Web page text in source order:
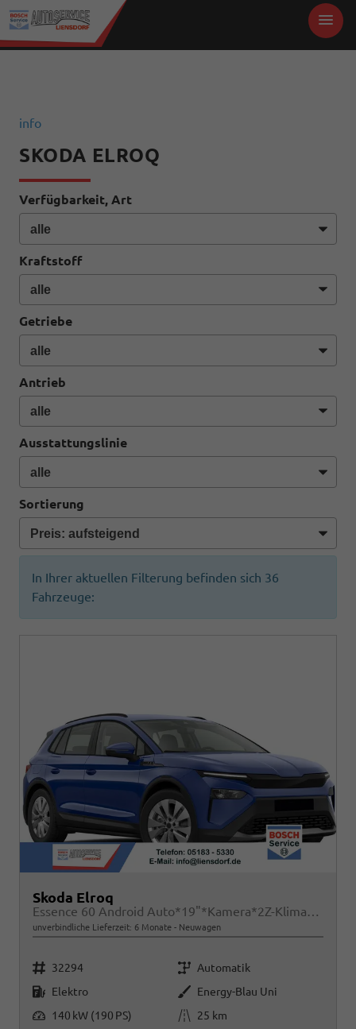
info
SKODA ELROQ
Verfügbarkeit, Art
Kraftstoff
Getriebe
Antrieb
Ausstattungslinie
Sortierung
In Ihrer aktuellen Filterung befinden sich 36
Fahrzeuge:
Skoda Elroq
Essence 60 Android Auto*19"*Kamera*2Z-Klimaauto*Totwinkel*LED*Tempomat
unverbindliche Lieferzeit: 6 Monate Neuwagen
Fahrzeugnr. 32294 Getriebe Automatik
Kraftstoff Elektro Außenfarbe Energy-Blau Uni
Leistung
140 kW (190 PS) Kilometerstand 25 km